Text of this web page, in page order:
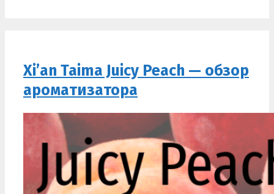
Xi’an Taima Juicy Peach — обзор
ароматизатора